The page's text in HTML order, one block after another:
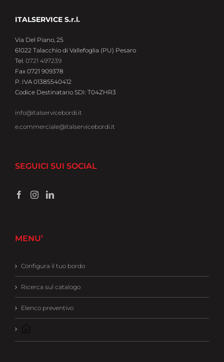
ITALSERVICE S.r.l.
Via Del Piano, 25
61022 Talacchio di Vallefoglia (PU) Pesaro
Tel. 0721 497239
Fax 0721 909378
P. IVA 01385540412
Codice Destinatario SDI: T04ZHR3
info@italservicebordi.it
e.commerciale@italservicebordi.it
SEGUICI SUI SOCIAL
MENU’
Configura il tuo bordo
Ricerca sul catalogo
Elenco preventivo